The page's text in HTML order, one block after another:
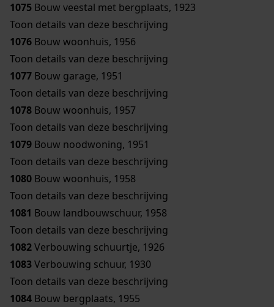
1075 Bouw veestal met bergplaats, 1923
Toon details van deze beschrijving
1076 Bouw woonhuis, 1956
Toon details van deze beschrijving
1077 Bouw garage, 1951
Toon details van deze beschrijving
1078 Bouw woonhuis, 1957
Toon details van deze beschrijving
1079 Bouw noodwoning, 1951
Toon details van deze beschrijving
1080 Bouw woonhuis, 1958
Toon details van deze beschrijving
1081 Bouw landbouwschuur, 1958
Toon details van deze beschrijving
1082Verbouwing schuurtje, 1926
1083Verbouwing schuur, 1930
Toon details van deze beschrijving
1084 Bouw bergplaats, 1955